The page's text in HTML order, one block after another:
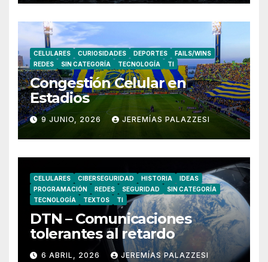
CELULARES CURIOSIDADES DEPORTES
FAILS/WINS
REDES
SIN CATEGORÍA TECNOLOGÍA TI
Congestión Celular en
Estadios
9 JUNIO, 2026 JEREMÍAS PALAZZESI
CELULARES CIBERSEGURIDAD HISTORIA
IDEAS
PROGRAMACIÓN
REDES SEGURIDAD
SIN CATEGORÍA
TECNOLOGÍA
TEXTOS TI
DTN – Comunicaciones
tolerantes al retardo
6 ABRIL, 2026 JEREMÍAS PALAZZESI